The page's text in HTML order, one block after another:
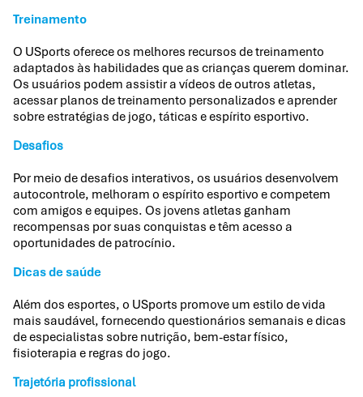
Treinamento
O USports oferece os melhores recursos de treinamento
adaptados às habilidades que as crianças querem dominar.
Os usuários podem assistir a vídeos de outros atletas,
acessar planos de treinamento personalizados e aprender
sobre estratégias de jogo, táticas e espírito esportivo.
Desafios
Por meio de desafios interativos, os usuários desenvolvem
autocontrole, melhoram o espírito esportivo e competem
com amigos e equipes. Os jovens atletas ganham
recompensas por suas conquistas e têm acesso a
oportunidades de patrocínio.
Dicas de saúde
Além dos esportes, o USports promove um estilo de vida
mais saudável, fornecendo questionários semanais e dicas
de especialistas sobre nutrição, bem-estar físico,
fisioterapia e regras do jogo.
Trajetória profissional